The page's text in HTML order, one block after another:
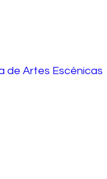
de Artes Escénicas